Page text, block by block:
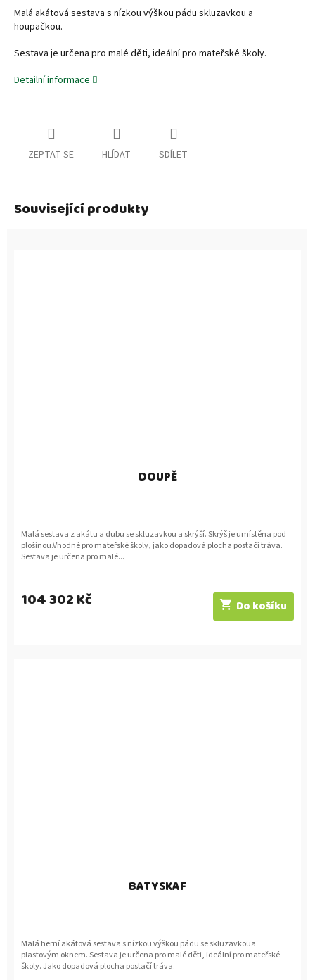
Malá akátová sestava s nízkou výškou pádu skluzavkou a
houpačkou.
Sestava je určena pro malé děti, ideální pro mateřské školy.
Detailní informace
ZEPTAT SE HLÍDAT SDÍLET
Související produkty
DOUPĚ
104 302 Kč Do košíku
Malá sestava z akátu a dubu se skluzavkou a skrýší. Skrýš je umístěna pod
plošinou.Vhodné pro mateřské školy, jako dopadová plocha postačí tráva.
Sestava je určena pro malé...
BATYSKAF
Malá herní akátová sestava s nízkou výškou pádu se skluzavkoua
plastovým oknem. Sestava je určena pro malé děti, ideální pro mateřské
školy. Jako dopadová plocha postačí tráva.